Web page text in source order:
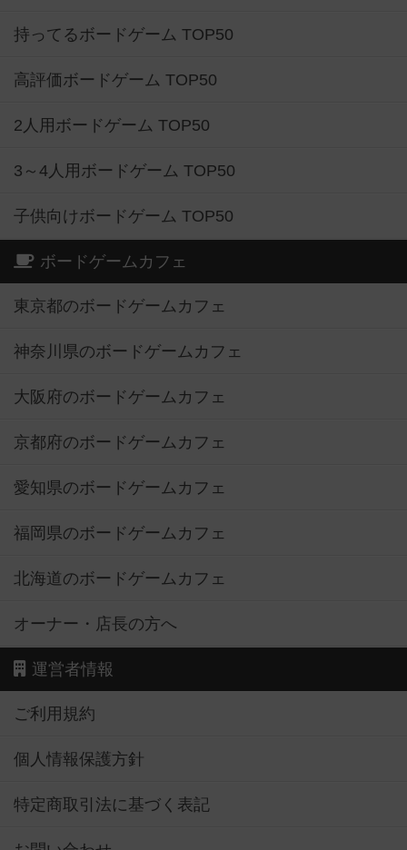
持ってるボードゲーム TOP50
高評価ボードゲーム TOP50
2人用ボードゲーム TOP50
3～4人用ボードゲーム TOP50
子供向けボードゲーム TOP50
ボードゲームカフェ
東京都のボードゲームカフェ
神奈川県のボードゲームカフェ
大阪府のボードゲームカフェ
京都府のボードゲームカフェ
愛知県のボードゲームカフェ
福岡県のボードゲームカフェ
北海道のボードゲームカフェ
オーナー・店長の方へ
運営者情報
ご利用規約
個人情報保護方針
特定商取引法に基づく表記